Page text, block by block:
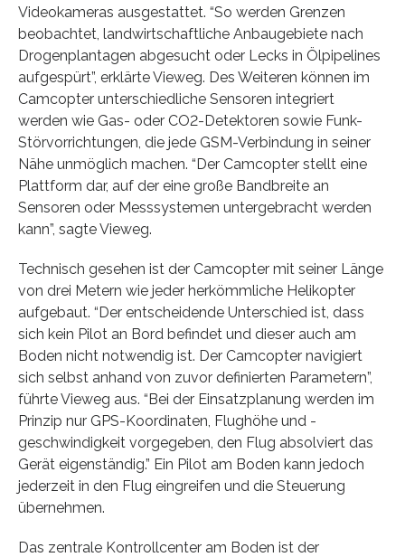
Videokameras ausgestattet. “So werden Grenzen
beobachtet, landwirtschaftliche Anbaugebiete nach
Drogenplantagen abgesucht oder Lecks in Ölpipelines
aufgespürt”, erklärte Vieweg. Des Weiteren können im
Camcopter unterschiedliche Sensoren integriert
werden wie Gas- oder CO2-Detektoren sowie Funk-
Störvorrichtungen, die jede GSM-Verbindung in seiner
Nähe unmöglich machen. “Der Camcopter stellt eine
Plattform dar, auf der eine große Bandbreite an
Sensoren oder Messsystemen untergebracht werden
kann”, sagte Vieweg.
Technisch gesehen ist der Camcopter mit seiner Länge
von drei Metern wie jeder herkömmliche Helikopter
aufgebaut. “Der entscheidende Unterschied ist, dass
sich kein Pilot an Bord befindet und dieser auch am
Boden nicht notwendig ist. Der Camcopter navigiert
sich selbst anhand von zuvor definierten Parametern”,
führte Vieweg aus. “Bei der Einsatzplanung werden im
Prinzip nur GPS-Koordinaten, Flughöhe und -
geschwindigkeit vorgegeben, den Flug absolviert das
Gerät eigenständig.” Ein Pilot am Boden kann jedoch
jederzeit in den Flug eingreifen und die Steuerung
übernehmen.
Das zentrale Kontrollcenter am Boden ist der